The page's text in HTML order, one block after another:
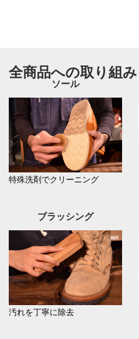
全商品への取り組み
ソール
特殊洗剤でクリーニング
ブラッシング
汚れを丁寧に除去